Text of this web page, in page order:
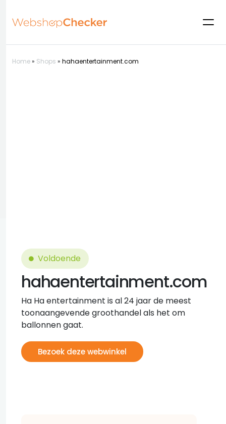
Home» Shops » hahaentertainment.com
Voldoende
hahaentertainment.com
Ha Ha entertainment is al 24 jaar de meest
toonaangevende groothandel als het om
ballonnen gaat.
Bezoek deze webwinkel